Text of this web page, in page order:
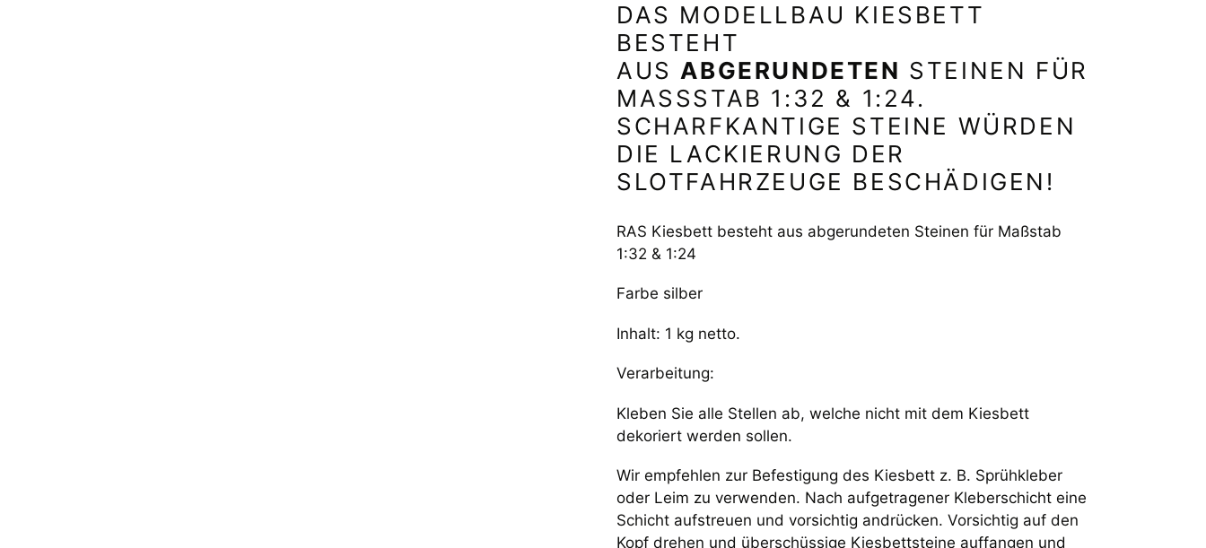
DAS MODELLBAU KIESBETT
BESTEHT
AUS ABGERUNDETEN STEINEN FÜR
MASSSTAB 1:32 & 1:24. S
CHARFKANTIGE STEINE WÜRDEN D
IE LACKIERUNG DER S
LOTFAHRZEUGE BESCHÄDIGEN!
RAS Kiesbett besteht aus abgerundeten Steinen für Maßstab
1:32 & 1:24
Farbe silber
Inhalt: 1 kg netto.
Verarbeitung:
Kleben Sie alle Stellen ab, welche nicht mit dem Kiesbett
dekoriert werden sollen.
Wir empfehlen zur Befestigung des Kiesbett z. B. Sprühkleber
oder Leim zu verwenden. Nach aufgetragener Kleberschicht eine
Schicht aufstreuen und vorsichtig andrücken. Vorsichtig auf den
Kopf drehen und überschüssige Kiesbettsteine auffangen und